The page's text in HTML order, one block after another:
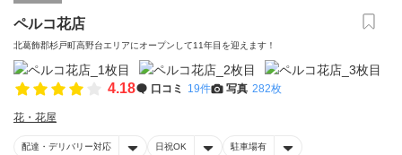
ペルコ花店
北葛飾郡杉戸町高野台エリアにオープンして11年目を迎えます！
4.18 口コミ 19件 写真 282枚
花・花屋
配達・デリバリー対応 日祝OK 駐車場有